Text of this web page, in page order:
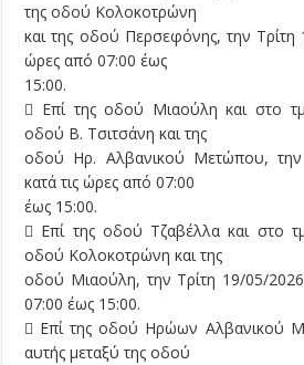
της οδού Κολοκοτρώνη
και της οδού Περσεφόνης, την Τρίτη
ώρες από 07:00 έως
15:00.
 Επί της οδού Μιαούλη και στο
οδού Β. Τσιτσάνη και της
οδού Ηρ. Αλβανικού Μετώπου, την
κατά τις ώρες από 07:00
έως 15:00.
 Επί της οδού Τζαβέλλα και στο
οδού Κολοκοτρώνη και της
οδού Μιαούλη, την Τρίτη 19/05/2026
07:00 έως 15:00.
 Επί της οδού Ηρώων Αλβανικού
αυτής μεταξύ της οδού